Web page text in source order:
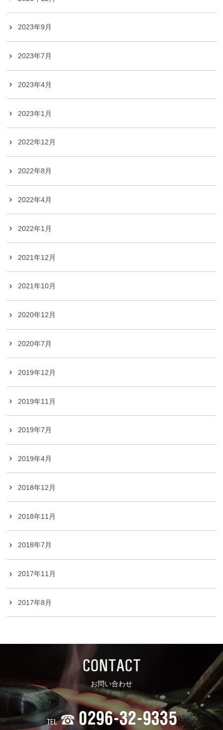
2023年9月
2023年7月
2023年4月
2023年1月
2022年12月
2022年8月
2022年4月
2022年1月
2021年12月
2021年10月
2020年12月
2020年7月
2019年12月
2019年11月
2019年7月
2019年4月
2018年12月
2018年11月
2018年7月
2017年11月
2017年8月
お問い合わせ